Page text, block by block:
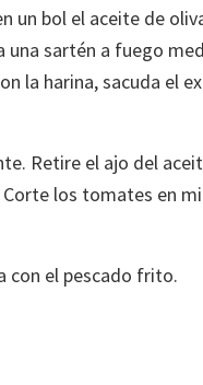
un bol el aceite de
sartén a fuego
la harina, sacuda el
Retire el ajo del
los tomates en
con el pescado frito.